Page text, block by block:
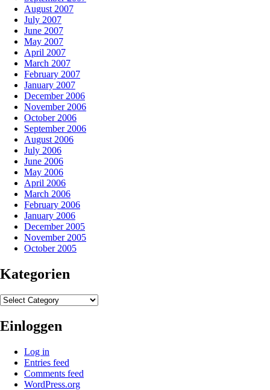
August 2007
July 2007
June 2007
May 2007
April 2007
March 2007
February 2007
January 2007
December 2006
November 2006
October 2006
September 2006
August 2006
July 2006
June 2006
May 2006
April 2006
March 2006
February 2006
January 2006
December 2005
November 2005
October 2005
Kategorien
Kategorien
Einloggen
Log in
Entries feed
Comments feed
WordPress.org